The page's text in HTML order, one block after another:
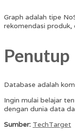
Graph adalah tipe
rekomendasi produk,
Penutup
Database adalah
Ingin mulai belajar
dengan dunia data
Sumber: TechTarget